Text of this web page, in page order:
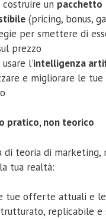
costruire un pacchetto
(pricing, bonus,
per smettere di
prezzo
l’intelligenza
e migliorare le
pratico, non teorico
teoria di marketing,
tua realtà:
tue offerte attuali e
replicabile e